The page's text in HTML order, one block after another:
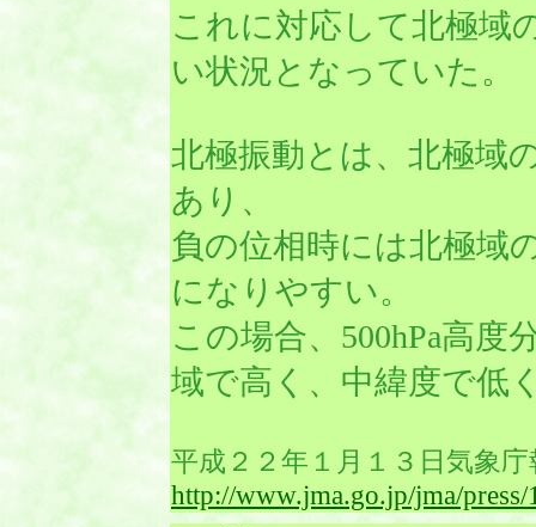
これに対応して北極域
い状況となっていた。
北極振動とは、北極域
あり、
負の位相時には北極域
になりやすい。
この場合、500hPa高度
域で高く、中緯度で低
平成２２年１月１３日気象
http://www.jma.go.jp/jma/